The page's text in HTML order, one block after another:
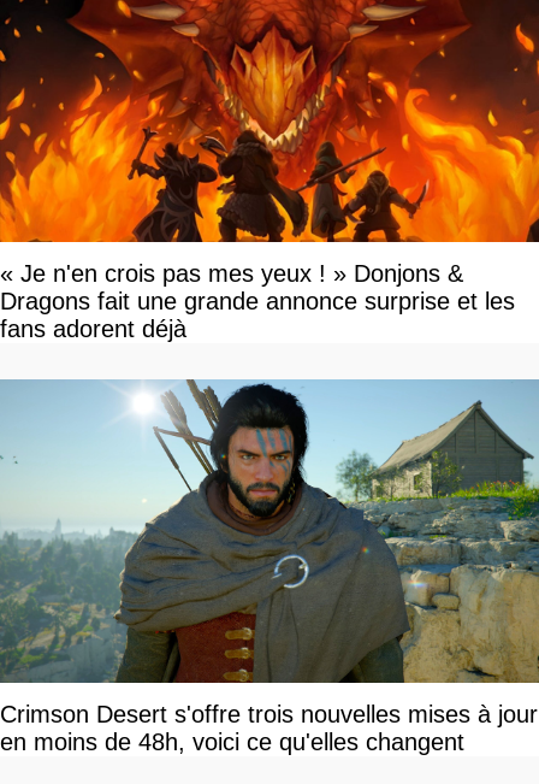
« Je n'en crois pas mes yeux ! » Donjons &
Dragons fait une grande annonce surprise et les
fans adorent déjà
Crimson Desert s'offre trois nouvelles mises à jour
en moins de 48h, voici ce qu'elles changent